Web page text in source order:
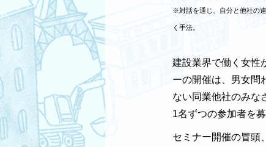
※対話を通じ、自分と他社の
く手法。
建設業界で働く女性
ーの開催は、男女問
ない同業他社のみな
1名ずつの参加者を
セミナー開催の冒頭